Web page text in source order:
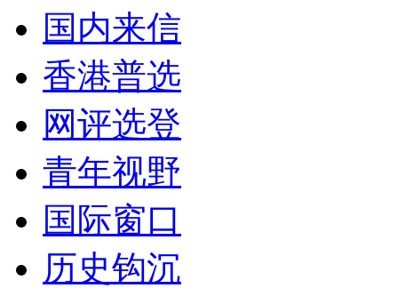
国内来信
香港普选
网评选登
青年视野
国际窗口
历史钩沉